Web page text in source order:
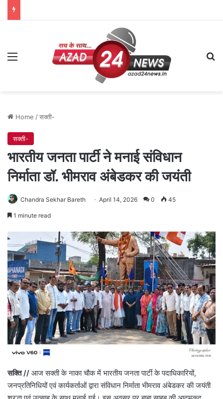
Menu
Home /सक्ती-
सक्ती-
भारतीय जनता पार्टी ने मनाई संविधान
निर्माता डॉ. भीमराव अंबेडकर की जयंती
Chandra Sekhar Bareth April 14, 2026 0 45
1 minute read
सक्ति // आज सक्ती के नाका चौक में भारतीय जनता पार्टी के पदाधिकारियों,
जनप्रतिनिधियों एवं कार्यकर्ताओं द्वारा संविधान निर्माता भीमराव अंबेडकर की जयंती